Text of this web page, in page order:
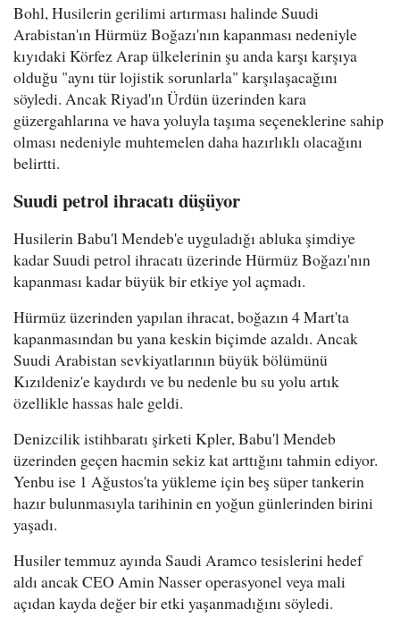
Bohl, Husilerin gerilimi artırması halinde Suudi
Arabistan'ın Hürmüz Boğazı'nın kapanması nedeniyle
kıyıdaki Körfez Arap ülkelerinin şu anda karşı karşıya
olduğu "aynı tür lojistik sorunlarla" karşılaşacağını
söyledi. Ancak Riyad'ın Ürdün üzerinden kara
güzergahlarına ve hava yoluyla taşıma seçeneklerine sahip
olması nedeniyle muhtemelen daha hazırlıklı olacağını
belirtti.
Suudi petrol ihracatı düşüyor
Husilerin Babu'l Mendeb'e uyguladığı abluka şimdiye
kadar Suudi petrol ihracatı üzerinde Hürmüz Boğazı'nın
kapanması kadar büyük bir etkiye yol açmadı.
Hürmüz üzerinden yapılan ihracat, boğazın 4 Mart'ta
kapanmasından bu yana keskin biçimde azaldı. Ancak
Suudi Arabistan sevkiyatlarının büyük bölümünü
Kızıldeniz'e kaydırdı ve bu nedenle bu su yolu artık
özellikle hassas hale geldi.
Denizcilik istihbaratı şirketi Kpler, Babu'l Mendeb
üzerinden geçen hacmin sekiz kat arttığını tahmin ediyor.
Yenbu ise 1 Ağustos'ta yükleme için beş süper tankerin
hazır bulunmasıyla tarihinin en yoğun günlerinden birini
yaşadı.
Husiler temmuz ayında Saudi Aramco tesislerini hedef
aldı ancak CEO Amin Nasser operasyonel veya mali
açıdan kayda değer bir etki yaşanmadığını söyledi.